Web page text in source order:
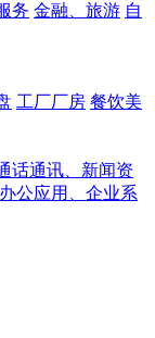
务 金融、旅游 自
工厂厂房 餐饮美
话通讯、新闻资
办公应用、企业系